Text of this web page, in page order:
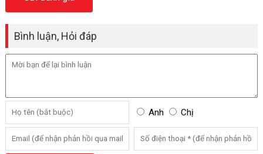
Bình luận, Hỏi đáp
Anh Chị